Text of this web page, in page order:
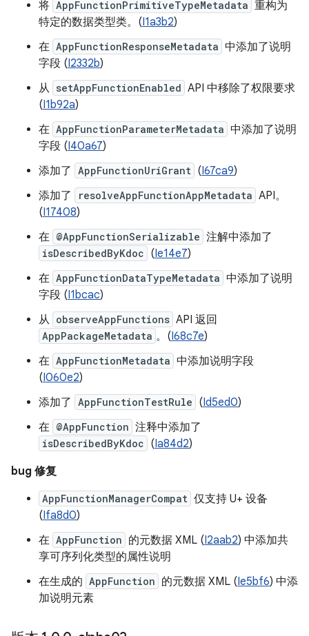
将 AppFunctionPrimitiveTypeMetadata 重构为
特定的数据类型类。(I1a3b2)
在 AppFunctionResponseMetadata 中添加了说明
字段 (I2332b)
从 setAppFunctionEnabled API 中移除了权限要求
(I1b92a)
在 AppFunctionParameterMetadata 中添加了说明
字段 (I40a67)
添加了 AppFunctionUriGrant (I67ca9)
添加了
resolveAppFunctionAppMetadata API。
(I17408)
在 @AppFunctionSerializable 注解中添加了
isDescribedByKdoc (Ie14e7)
在 AppFunctionDataTypeMetadata 中添加了说明
字段 (I1bcac)
从 observeAppFunctions API 返回
AppPackageMetadata 。(I68c7e)
在 AppFunctionMetadata 中添加说明字段
(I060e2)
添加了 AppFunctionTestRule (Id5ed0)
在 @AppFunction 注释中添加了
isDescribedByKdoc (Ia84d2)
bug 修复
AppFunctionManagerCompat 仅支持 U+ 设备
(Ifa8d0)
在 AppFunction 的元数据 XML (I2aab2) 中添加共
享可序列化类型的属性说明
在生成的 AppFunction 的元数据 XML (Ie5bf6) 中添
加说明元素